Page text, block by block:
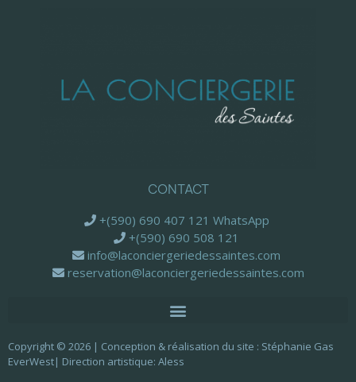
CONTACT
+(590) 690 407 121 WhatsApp
+(590) 690 508 121
info@laconciergeriedessaintes.com
reservation@laconciergeriedessaintes.com
Copyright © 2026 | Conception & réalisation du site : Stéphanie Gas
EverWest| Direction artistique: Aless